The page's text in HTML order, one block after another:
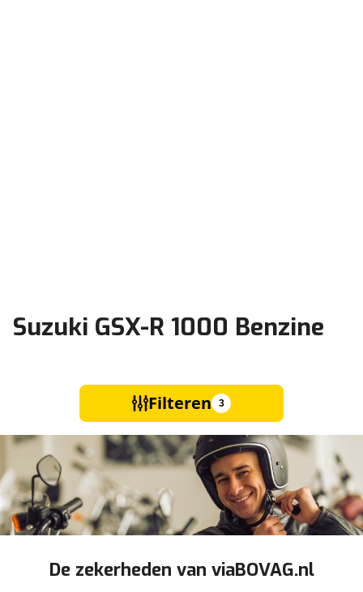
Suzuki GSX-R 1000 Benzine
Filteren 3
De zekerheden van viaBOVAG.nl